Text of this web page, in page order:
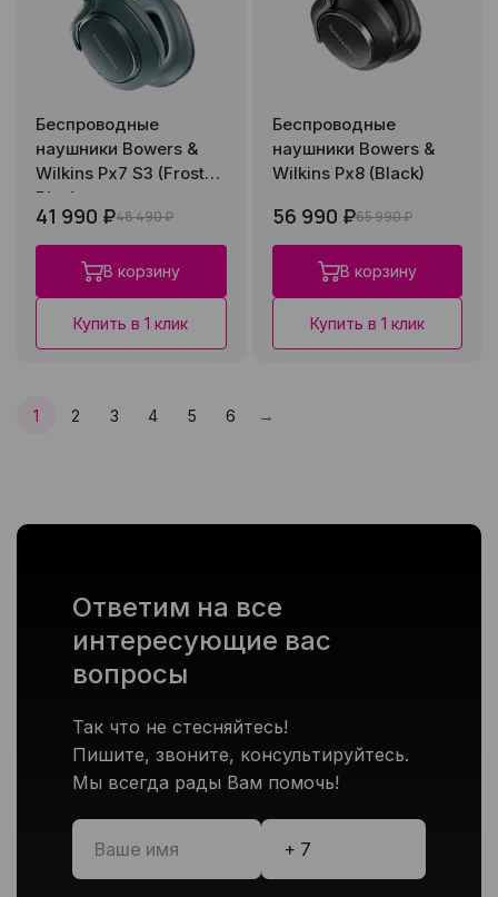
Беспроводные
наушники Bowers &
Wilkins Px7 S3 (Frost
Blue)
41 990 ₽48 490 ₽
В корзину
Купить в 1 клик
Беспроводные
наушники Bowers &
Wilkins Px8 (Black)
56 990 ₽65 990 ₽
В корзину
Купить в 1 клик
1 2 3 4 5 6 →След.
Ответим на все
интересующие вас
вопросы
Так что не стесняйтесь!
Пишите, звоните, консультируйтесь.
Мы всегда рады Вам помочь!